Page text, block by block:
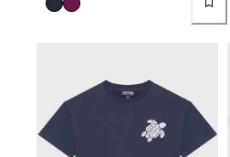
Borsello sacchetti da spiaggia
Borsa tote
Vedi tutti i Borse
Occhiali da sole